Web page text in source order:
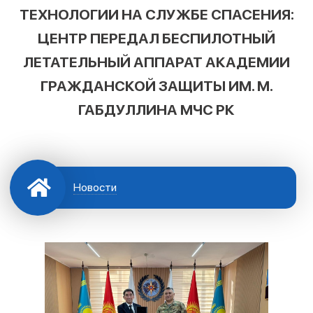
ТЕХНОЛОГИИ НА СЛУЖБЕ СПАСЕНИЯ:
ЦЕНТР ПЕРЕДАЛ БЕСПИЛОТНЫЙ
ЛЕТАТЕЛЬНЫЙ АППАРАТ АКАДЕМИИ
ГРАЖДАНСКОЙ ЗАЩИТЫ ИМ. М.
ГАБДУЛЛИНА МЧС РК
Новости